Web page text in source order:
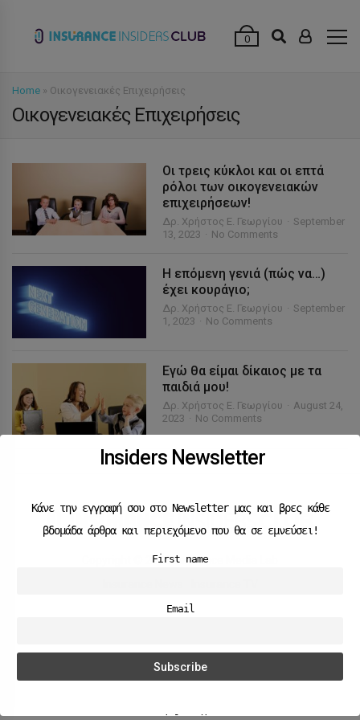
0
Home » Οικογενειακές Επιχειρήσεις
Οικογενειακές Επιχειρήσεις
Οι τρεις κύκλοι και οι επτά
ρόλοι των οικογενειακών
επιχειρήσεων!
Δρ. Χρήστος Ε. Γεωργίου
September
13, 2023
No Comments
Η επόμενη γενιά (πώς να…)
έχει κουράγιο;
Δρ. Χρήστος Ε. Γεωργίου
September
1, 2023
No Comments
Εγώ θα είμαι δίκαιος με τα
παιδιά μου!
Δρ. Χρήστος Ε. Γεωργίου
August 24,
2023
No Comments
Copyright © 2023 Insurance Media Lab
Insiders Newsletter
Κάνε την εγγραφή σου στο Newsletter μας και βρες κάθε
βδομάδα άρθρα και περιεχόμενο που θα σε εμνεύσει!
First name
Email